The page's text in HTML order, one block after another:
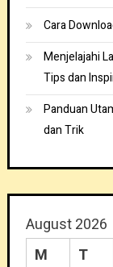
Cara
Menjelajahi
Tips dan
Panduan
dan Trik
August 2026
M
T